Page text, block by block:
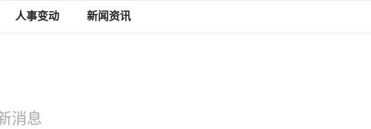
人事变动 新闻资讯
消息